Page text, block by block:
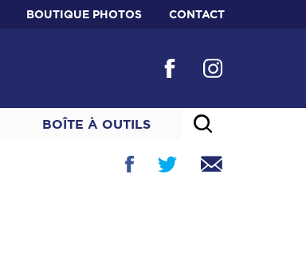
BOUTIQUE PHOTOS CONTACT
BOÎTE À OUTILS